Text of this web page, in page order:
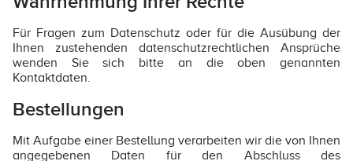
Für Fragen zum Datenschutz oder für die Ausübung der
Ihnen zustehenden datenschutzrechtlichen Ansprüche
wenden Sie sich bitte an die oben genannten
Kontaktdaten.
Bestellungen
Mit Aufgabe einer Bestellung verarbeiten wir die von Ihnen
angegebenen Daten für den Abschluss des